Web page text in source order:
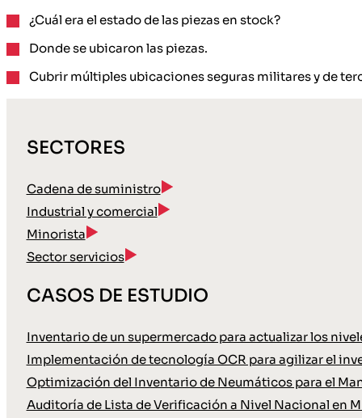
¿Cuál era el estado de las piezas en stock?
Donde se ubicaron las piezas.
Cubrir múltiples ubicaciones seguras militares y de
SECTORES
Cadena de suministro
Industrial y comercial
Minorista
Sector servicios
CASOS DE ESTUDIO
Inventario de un supermercado para actualizar los
Implementación de tecnología OCR para agilizar el
Optimización del Inventario de Neumáticos para el
Auditoría de Lista de Verificación a Nivel Nacional en